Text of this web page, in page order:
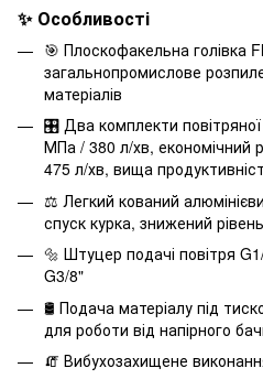
✨ Особливості
🎯 Плоскофакельна голівка
загальнопромислове
матеріалів
🎛️ Два комплекти повітряної
МПа / 380 л/хв,
475 л/хв, вища
⚖️ Легкий кований
спуск курка, знижений
🔩 Штуцер подачі повітря
G3/8"
🛢️ Подача матеріалу під
для роботи від напірного
🧯 Вибухозахищене